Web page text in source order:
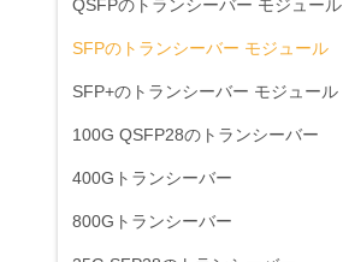
QSFPのトランシーバー モジュール
SFPのトランシーバー モジュール
SFP+のトランシーバー モジュール
100G QSFP28のトランシーバー
400Gトランシーバー
800Gトランシーバー